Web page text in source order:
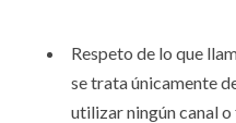
Respeto de lo que
se trata únicamente
utilizar ningún canal